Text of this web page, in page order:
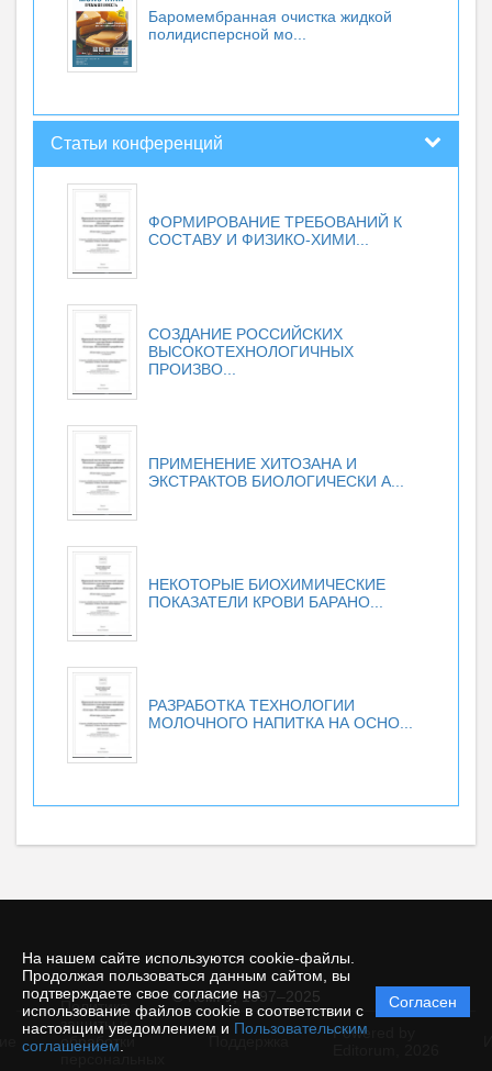
На нашем сайте используются cookie-файлы.
Продолжая пользоваться данным сайтом, вы
подтверждаете свое согласие на
использование файлов cookie в соответствии с
настоящим уведомлением и Пользовательским
соглашением
Согласен
Баромембранная очистка жидкой
полидисперсной мо...
Статьи конференций
ФОРМИРОВАНИЕ ТРЕБОВАНИЙ К
СОСТАВУ И ФИЗИКО-ХИМИ...
СОЗДАНИЕ РОССИЙСКИХ
ВЫСОКОТЕХНОЛОГИЧНЫХ
ПРОИЗВО...
ПРИМЕНЕНИЕ ХИТОЗАНА И
ЭКСТРАКТОВ БИОЛОГИЧЕСКИ А...
НЕКОТОРЫЕ БИОХИМИЧЕСКИЕ
ПОКАЗАТЕЛИ КРОВИ БАРАНО...
РАЗРАБОТКА ТЕХНОЛОГИИ
МОЛОЧНОГО НАПИТКА НА ОСНО...
© КемГУ, 1997–2025
Политика
защиты и
обработки
Powered by